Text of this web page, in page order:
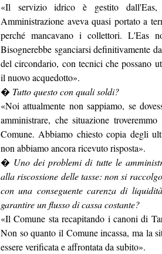
«Il servizio idrico è gestito
Amministrazione aveva quasi portato a
perché mancavano i collettori. L'Eas
Bisognerebbe sganciarsi definitivamente
del circondario, con tecnici che possano
il nuovo acquedotto».
� Tutto questo con quali soldi?
«Noi attualmente non sappiamo, se
amministrare, che situazione
Comune. Abbiamo chiesto copia degli
non abbiamo ancora ricevuto risposta».
� Uno dei problemi di tutte le
alla riscossione delle tasse: non si
con una conseguente carenza di
garantire un flusso di cassa costante?
«Il Comune sta recapitando i canoni di
Non so quanto il Comune incassa, ma la
essere verificata e affrontata da subito».